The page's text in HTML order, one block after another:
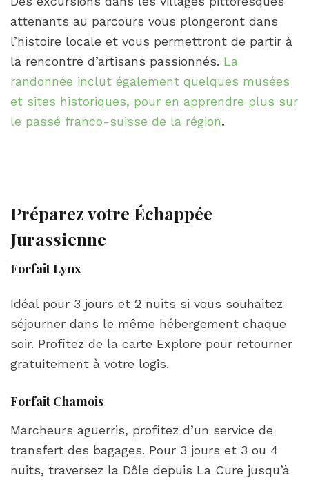
attenants au parcours vous plongeront dans
l’histoire locale et vous permettront de partir à
la rencontre d’artisans passionnés. La
randonnée inclut également quelques musées
et sites historiques, pour en apprendre plus sur
le passé franco-suisse de la région.
Préparez votre Échappée
Jurassienne
Forfait Lynx
Idéal pour 3 jours et 2 nuits si vous souhaitez
séjourner dans le même hébergement chaque
soir. Profitez de la carte Explore pour retourner
gratuitement à votre logis.
Forfait Chamois
Marcheurs aguerris, profitez d’un service de
transfert des bagages. Pour 3 jours et 3 ou 4
nuits, traversez la Dôle depuis La Cure jusqu’à